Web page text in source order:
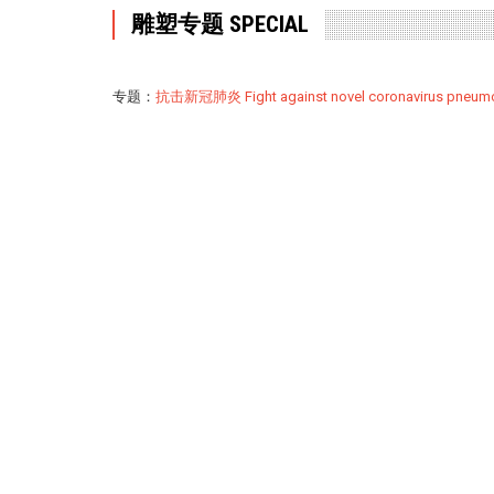
雕塑专题 SPECIAL
专题： 抗击新冠肺炎 Fight against novel coronavirus